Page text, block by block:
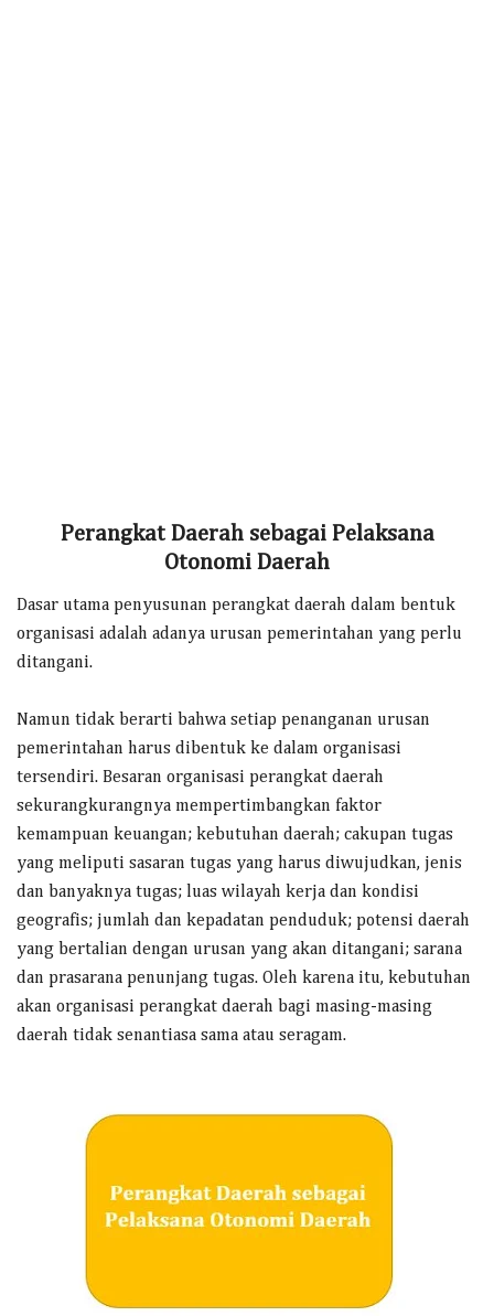
Perangkat Daerah sebagai Pelaksana
Otonomi Daerah
Dasar utama penyusunan perangkat daerah dalam bentuk
organisasi adalah adanya urusan pemerintahan yang perlu
ditangani.
Namun tidak berarti bahwa setiap penanganan urusan
pemerintahan harus dibentuk ke dalam organisasi
tersendiri. Besaran organisasi perangkat daerah
sekurangkurangnya mempertimbangkan faktor
kemampuan keuangan; kebutuhan daerah; cakupan tugas
yang meliputi sasaran tugas yang harus diwujudkan, jenis
dan banyaknya tugas; luas wilayah kerja dan kondisi
geografis; jumlah dan kepadatan penduduk; potensi daerah
yang bertalian dengan urusan yang akan ditangani; sarana
dan prasarana penunjang tugas. Oleh karena itu, kebutuhan
akan organisasi perangkat daerah bagi masing-masing
daerah tidak senantiasa sama atau seragam.